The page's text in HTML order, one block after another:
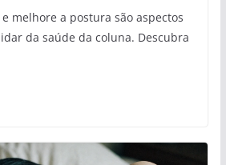
melhore a postura são aspectos
da saúde da coluna. Descubra